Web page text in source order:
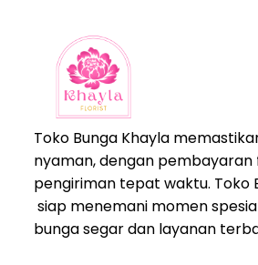
Toko Bunga Khayla
nyaman, dengan pembayaran
pengiriman tepat waktu. Toko
siap menemani momen
bunga segar dan layanan